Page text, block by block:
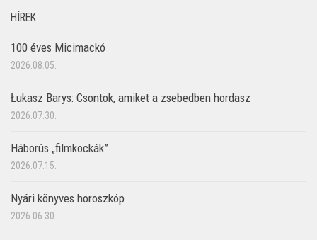
HÍREK
100 éves Micimackó
2026.08.05.
Łukasz Barys: Csontok, amiket a zsebedben hordasz
2026.07.30.
Háborús „filmkockák”
2026.07.15.
Nyári könyves horoszkóp
2026.06.30.